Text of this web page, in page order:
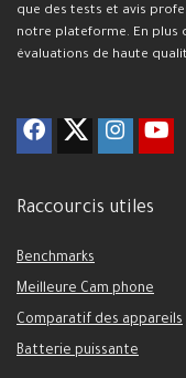
que des tests et avis
notre plateforme. En plus
évaluations de haute
Raccourcis utiles
Benchmarks
Meilleure Cam phone
Comparatif des appareils
Batterie puissante